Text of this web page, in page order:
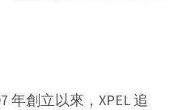
年創立以來，XPEL 追